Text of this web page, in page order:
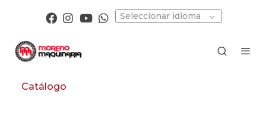
Seleccionar idioma
Catálogo